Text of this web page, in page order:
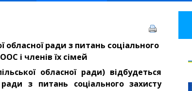
обласної ради з питань соціального
і членів їх сімей
обласної ради) відбудеться
ради з питань соціального захисту